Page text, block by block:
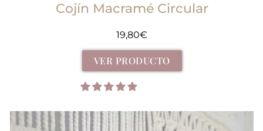
Cojín Macramé Circular
19,80€
VER PRODUCTO